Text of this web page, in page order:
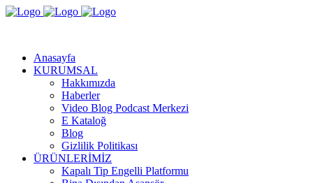
Anasayfa
KURUMSAL
Hakkımızda
Haberler
Video Blog Podcast Merkezi
E Kataloğ
Blog
Gizlilik Politikası
ÜRÜNLERİMİZ
Kapalı Tip Engelli Platformu